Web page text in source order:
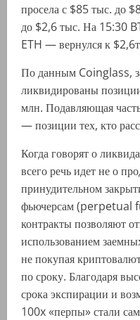
просела с $85 тыс. до
до $2,6 тыс. На 15:30
ETH — вернулся к
По данным Coinglass,
ликвидированы
млн. Подавляющая
— позиции тех, кто
Когда говорят о
всего речь идет не о
принудительном
фьючерсам (perpetual
контракты позволяют
использованием
не покупая
по сроку. Благодаря
срока экспирации и
100x «перпы» стали